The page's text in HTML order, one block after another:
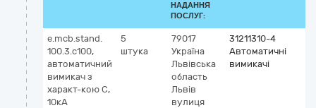
НАДАННЯ
ПОСЛУГ:
e.mcb.stand.
100.3.c100,
автоматичний
вимикач з
характ-кою С,
10кА
5
штука
79017
Україна
Львівська
область
Львів
вулиця
31211310-4
Автоматичні
вимикачі